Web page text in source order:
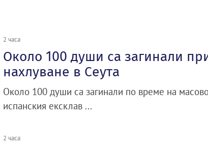
2 часа
Около 100 души са загинали
нахлуване в Сеута
Около 100 души са загинали по време на
испанския ексклав ...
2 часа